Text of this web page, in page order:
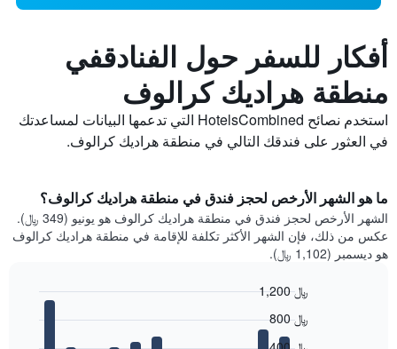
أفكار للسفر حول الفنادقفي
منطقة هراديك كرالوف
استخدم نصائح HotelsCombined التي تدعمها البيانات لمساعدتك
في العثور على فندقك التالي في منطقة هراديك كرالوف.
ما هو الشهر الأرخص لحجز فندق في منطقة هراديك كرالوف؟
الشهر الأرخص لحجز فندق في منطقة هراديك كرالوف هو يونيو (349 ﷼).
عكس من ذلك، فإن الشهر الأكثر تكلفة للإقامة في منطقة هراديك كرالوف
هو ديسمبر (1,102 ﷼).
800 ﷼
1,200 ﷼